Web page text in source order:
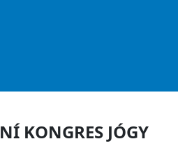
KONGRES JÓGY